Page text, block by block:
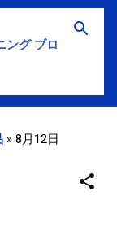
移動
グ ブログ
» 8月12日